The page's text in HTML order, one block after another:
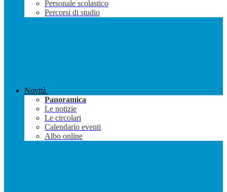
Personale scolastico
Percorsi di studio
Novità
Panoramica
Le notizie
Le circolari
Calendario eventi
Albo online